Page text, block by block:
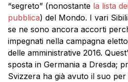
“segreto” (nonostante la lista
pubblica) del Mondo. I vari
se ne sono ancora accorti
impegnati nella campagna
delle amministrative 2016.
sposta in Germania a Dresda;
Svizzera ha già avuto il suo